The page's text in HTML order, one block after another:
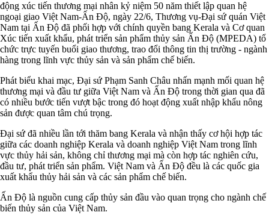
động xúc tiến thương mại nhân kỷ niệm 50 năm thiết lập quan hệ
ngoại giao Việt Nam-Ấn Độ, ngày 22/6, Thương vụ-Đại sứ quán Việt
Nam tại Ấn Độ đã phối hợp với chính quyền bang Kerala và Cơ quan
Xúc tiến xuất khẩu, phát triển sản phẩm thủy sản Ấn Độ (MPEDA) tổ
chức trực tuyến buổi giao thương, trao đổi thông tin thị trường - ngành
hàng trong lĩnh vực thủy sản và sản phẩm chế biến.
Phát biểu khai mạc, Đại sứ Phạm Sanh Châu nhấn mạnh mối quan hệ
thương mại và đầu tư giữa Việt Nam và Ấn Độ trong thời gian qua đã
có nhiều bước tiến vượt bậc trong đó hoạt động xuất nhập khẩu nông
sản được quan tâm chú trọng.
Đại sứ đã nhiều lần tới thăm bang Kerala và nhận thấy cơ hội hợp tác
giữa các doanh nghiệp Kerala và doanh nghiệp Việt Nam trong lĩnh
vực thủy hải sản, không chỉ thương mại mà còn hợp tác nghiên cứu,
đầu tư, phát triển sản phẩm. Việt Nam và Ấn Độ đều là các quốc gia
xuất khẩu thủy hải sản và các sản phẩm chế biến.
Ấn Độ là nguồn cung cấp thủy sản đầu vào quan trọng cho ngành chế
biến thủy sản của Việt Nam.